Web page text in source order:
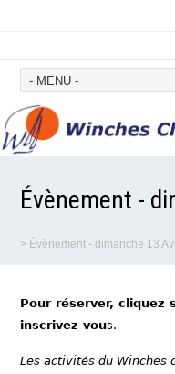
Évènement -
> Évènement - dimanche 13
Pour réserver, cliquez
inscrivez vous.
Les activités du Winches